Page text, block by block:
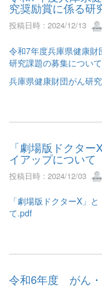
究奨励賞に係る研
投稿日時 : 2024/12/13
令和7年度兵庫県健康財
研究課題の募集につい
兵庫県健康財団がん研
「劇場版ドクタ
イアップについて
投稿日時 : 2024/12/03
「劇場版ドクターX」
て.pdf
令和6年度 がん